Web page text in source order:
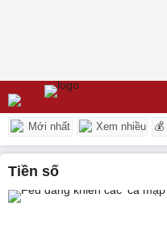
Mới nhất Xem nhiều
tiền số